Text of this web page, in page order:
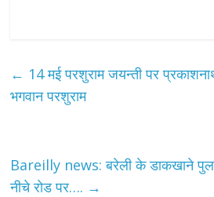
← 14 मई परशुराम जयन्ती पर
भगवान परशुराम
Bareilly news: बरेली के डाकखाने
नीचे रोड पर…. →